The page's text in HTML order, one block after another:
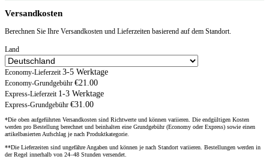
Versandkosten
Berechnen Sie Ihre Versandkosten und Lieferzeiten basierend auf dem Standort.
Land
Economy-Lieferzeit 3-5 Werktage
Economy-Grundgebühr €21.00
Express-Lieferzeit 1-3 Werktage
Express-Grundgebühr €31.00
*Die oben aufgeführten Versandkosten sind Richtwerte und können variieren. Die endgültigen Kosten
werden pro Bestellung berechnet und beinhalten eine Grundgebühr (Economy oder Express) sowie einen
artikelbasierten Aufschlag je nach Produktkategorie.
**Die Lieferzeiten sind ungefähre Angaben und können je nach Standort variieren. Bestellungen werden in
der Regel innerhalb von 24–48 Stunden versendet.